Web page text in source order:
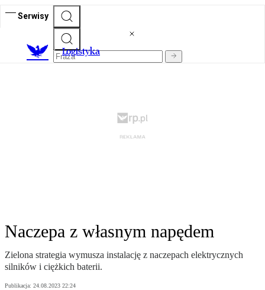
Serwisy
Logistyka
Naczepa z własnym napędem
Zielona strategia wymusza instalację z naczepach elektrycznych
silników i ciężkich baterii.
Publikacja: 24.08.2023 22:24